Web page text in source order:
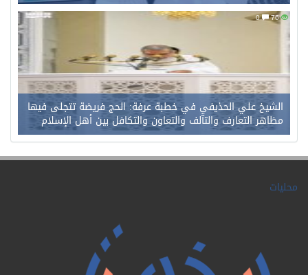
76
0
الشيخ علي الحذيفي في خطبة عرفة: الحج فريضة تتجلى فيها
مظاهر التعارف والتآلف والتعاون والتكافل بين أهل الإسلام
محليات